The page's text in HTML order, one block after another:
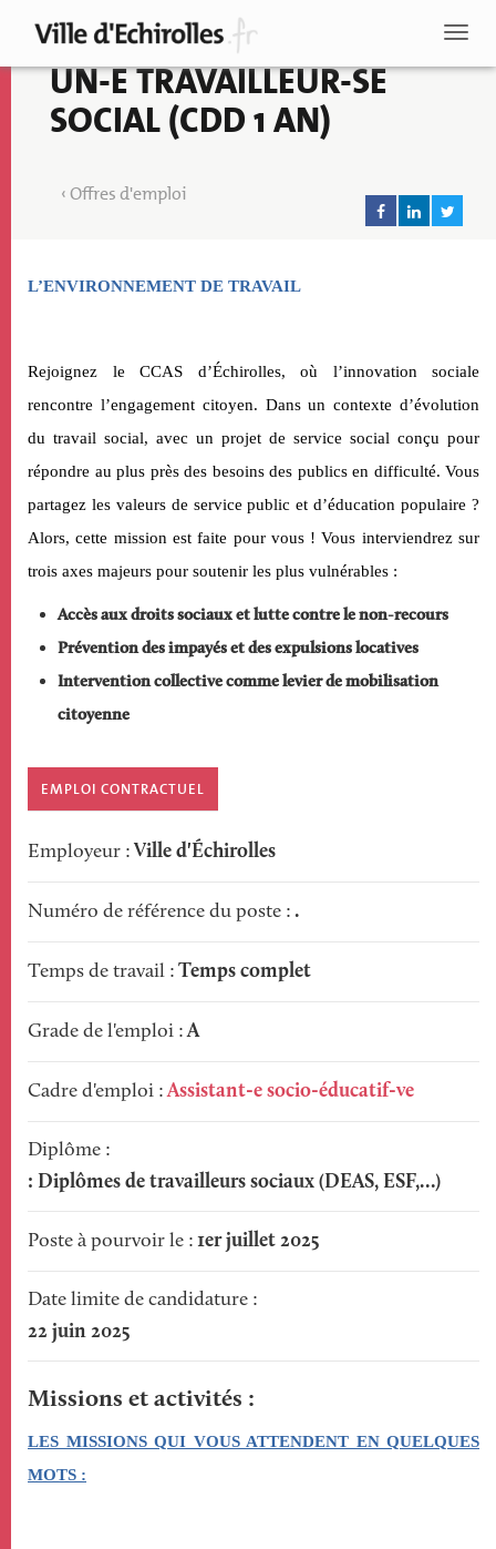
principal
Recherche
UN-E TRAVAILLEUR-SE
SOCIAL (CDD 1 AN)
Offres d'emploi
Descriptif
L’ENVIRONNEMENT DE TRAVAIL
Rejoignez le CCAS d’Échirolles, où l’innovation sociale
rencontre l’engagement citoyen. Dans un contexte d’évolution
du travail social, avec un projet de service social conçu pour
répondre au plus près des besoins des publics en difficulté. Vous
partagez les valeurs de service public et d’éducation populaire ?
Alors, cette mission est faite pour vous ! Vous interviendrez sur
trois axes majeurs pour soutenir les plus vulnérables :
Accès aux droits sociaux et lutte contre le non-recours
Prévention des impayés et des expulsions locatives
Intervention collective comme levier de mobilisation
citoyenne
Poste
EMPLOI CONTRACTUEL
Employeur Ville d'Échirolles
Numéro de référence du poste .
Temps de travail Temps complet
Grade de l'emploi A
Cadre d'emploi Assistant-e socio-éducatif-ve
Diplôme
: Diplômes de travailleurs sociaux (DEAS, ESF,…)
Poste à pourvoir le 1er juillet 2025
Date limite de candidature
22 juin 2025
Missions et activités
LES MISSIONS QUI VOUS ATTENDENT EN QUELQUES
MOTS :